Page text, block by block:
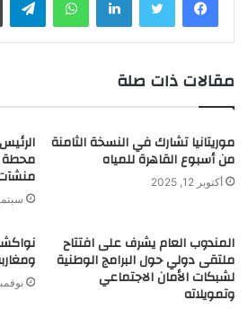
مقالات ذات صلة
موريتانيا تشارك في النسخة الثامنة
من أسبوع القاهرة للمياه
أكتوبر 12, 2025
محطة
سبتمبر 27,
المندوب العام يشرف على افتتاح
ملتقى دولي حول البرامج الوطنية
لشبكات الأمان الاجتماعي
وتمويلاته
نوفمبر 24,